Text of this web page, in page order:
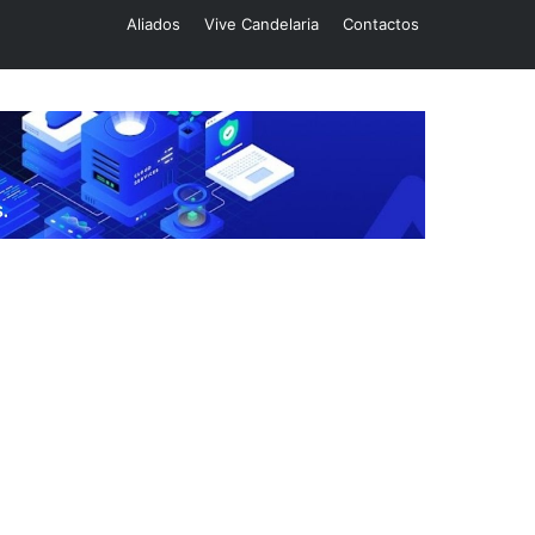
Aliados Vive Candelaria Contactos